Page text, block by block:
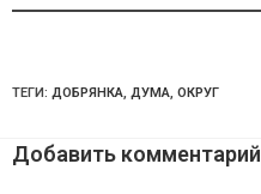
ТЕГИ: ДОБРЯНКА, ДУМА, ОКРУГ
Добавить комментарий